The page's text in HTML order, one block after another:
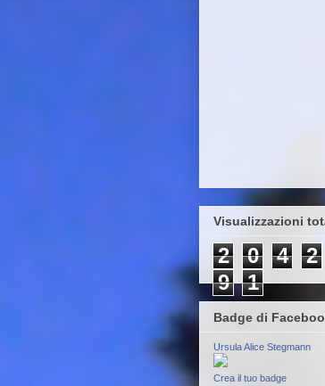
Visualizzazioni
2 0 4 2
9
1
Badge di
Ursula Alice Stegmann
Crea il tuo badge